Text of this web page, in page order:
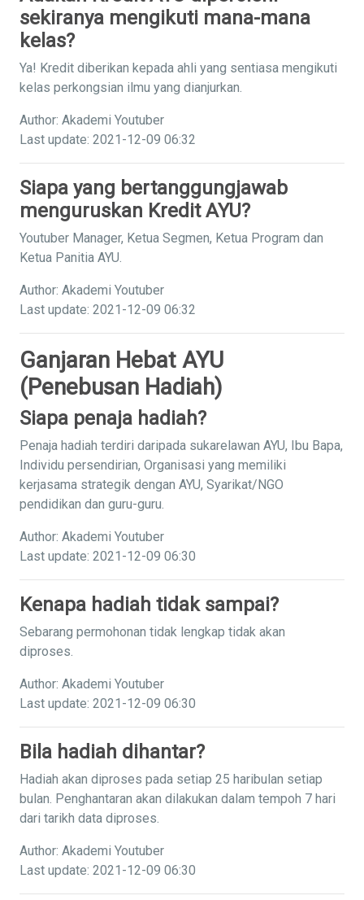
sekiranya mengikuti mana-mana
kelas?
Ya! Kredit diberikan kepada ahli yang sentiasa mengikuti
kelas perkongsian ilmu yang dianjurkan.
Author: Akademi Youtuber
Last update: 2021-12-09 06:32
Siapa yang bertanggungjawab
menguruskan Kredit AYU?
Youtuber Manager, Ketua Segmen, Ketua Program dan
Ketua Panitia AYU.
Author: Akademi Youtuber
Last update: 2021-12-09 06:32
Ganjaran Hebat AYU
(Penebusan Hadiah)
Siapa penaja hadiah?
Penaja hadiah terdiri daripada sukarelawan AYU, Ibu Bapa,
Individu persendirian, Organisasi yang memiliki
kerjasama strategik dengan AYU, Syarikat/NGO
pendidikan dan guru-guru.
Author: Akademi Youtuber
Last update: 2021-12-09 06:30
Kenapa hadiah tidak sampai?
Sebarang permohonan tidak lengkap tidak akan
diproses.
Author: Akademi Youtuber
Last update: 2021-12-09 06:30
Bila hadiah dihantar?
Hadiah akan diproses pada setiap 25 haribulan setiap
bulan. Penghantaran akan dilakukan dalam tempoh 7 hari
dari tarikh data diproses.
Author: Akademi Youtuber
Last update: 2021-12-09 06:30